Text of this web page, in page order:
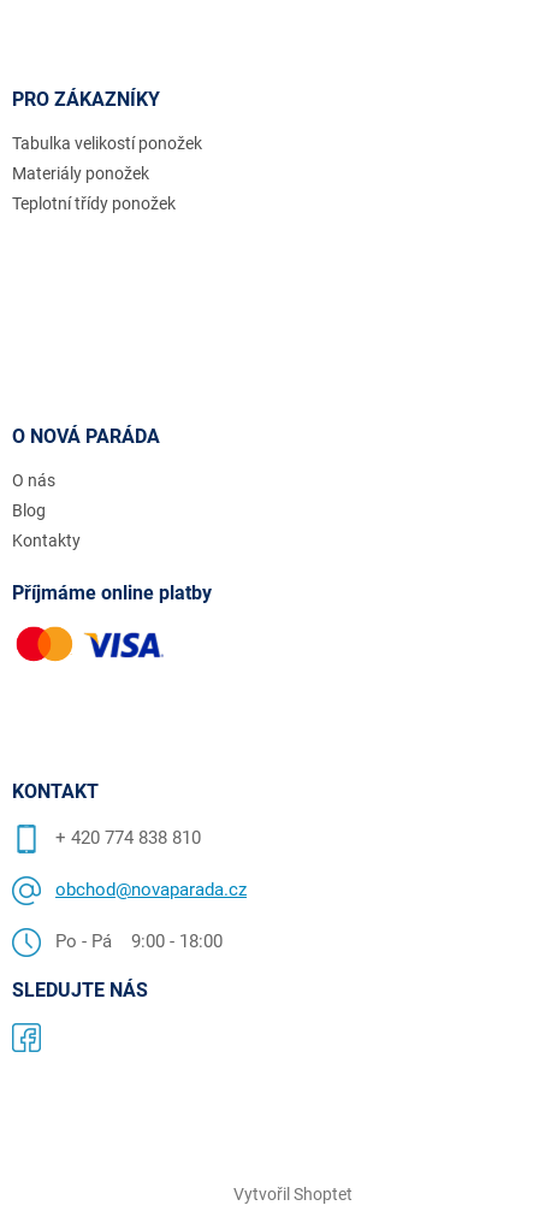
PRO ZÁKAZNÍKY
Tabulka velikostí ponožek
Materiály ponožek
Teplotní třídy ponožek
O NOVÁ PARÁDA
O nás
Blog
Kontakty
Příjmáme online platby
KONTAKT
+ 420 774 838 810
obchod@novaparada.cz
Po - Pá 9:00 - 18:00
SLEDUJTE NÁS
Vytvořil Shoptet